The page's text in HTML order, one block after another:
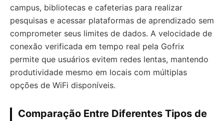
campus, bibliotecas e cafeterias para realizar
pesquisas e acessar plataformas de aprendizado sem
comprometer seus limites de dados. A velocidade de
conexão verificada em tempo real pela Gofrix
permite que usuários evitem redes lentas, mantendo
produtividade mesmo em locais com múltiplas
opções de WiFi disponíveis.
Comparação Entre Diferentes Tipos de